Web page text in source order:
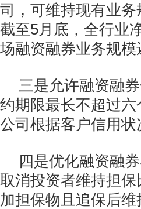
司，可维持现有业
截至5月底，全行业
场融资融券业务规模
三是允许融资融
约期限最长不超过
公司根据客户信用
四是优化融资融
取消投资者维持担
加担保物且追保后